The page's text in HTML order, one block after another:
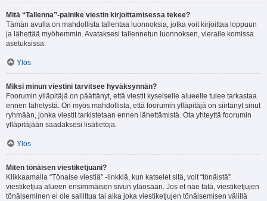
Mitä “Tallenna”-painike viestin kirjoittamisessa tekee?
Tämän avulla on mahdollista tallentaa luonnoksia, jotka voit kirjoittaa loppuun
ja lähettää myöhemmin. Avataksesi tallennetun luonnoksen, vieraile komissa
asetuksissa.
Ylös
Miksi minun viestini tarvitsee hyväksynnän?
Foorumin ylläpitäjä on päättänyt, että viestit kyseiselle alueelle tulee tarkastaa
ennen lähetystä. On myös mahdollista, että foorumin ylläpitäjä on siirtänyt sinut
ryhmään, jonka viestit tarkistetaan ennen lähettämistä. Ota yhteyttä foorumin
ylläpitäjään saadaksesi lisätietoja.
Ylös
Miten tönäisen viestiketjuani?
Klikkaamalla “Tönaise viestiä” -linkkiä, kun katselet sitä, voit “tönäistä”
viestiketjua alueen ensimmäisen sivun yläosaan. Jos et näe tätä, viestiketjujen
tönäiseminen ei ole sallittua tai aika joka viestiketjujen tönäisemisen välillä